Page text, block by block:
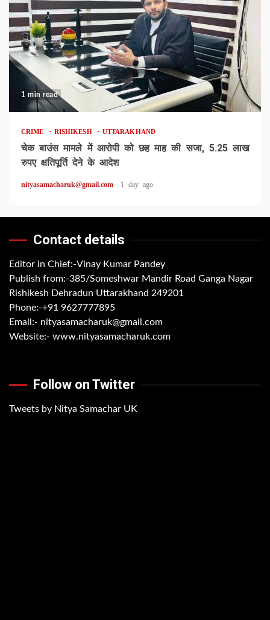
1 min read
CRIME RISHIKESH UTTARAKHAND
चेक बाउंस मामले में आरोपी को छह माह की सजा, 5.25 लाख
रुपए क्षतिपूर्ति देने के आदेश
nityasamacharuk@gmail.com 1 day ago
Contact details
Editor in Chief:-Vinay Kumar Pandey
Publish from:-385/Someshwar Mandir Road Ganga Nagar
Rishikesh Dehradun Uttarakhand 249201
Phone:-+91 9627777895
Email:- nityasamacharuk@gmail.com
Website:- www.nityasamacharuk.com
Follow on Twitter
Tweets by Nitya Samachar UK